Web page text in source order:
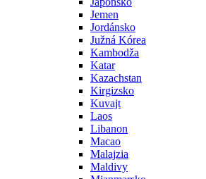
Jemen
Jordánsko
Južná Kórea
Kambodža
Katar
Kazachstan
Kirgizsko
Kuvajt
Laos
Libanon
Macao
Malajzia
Maldivy